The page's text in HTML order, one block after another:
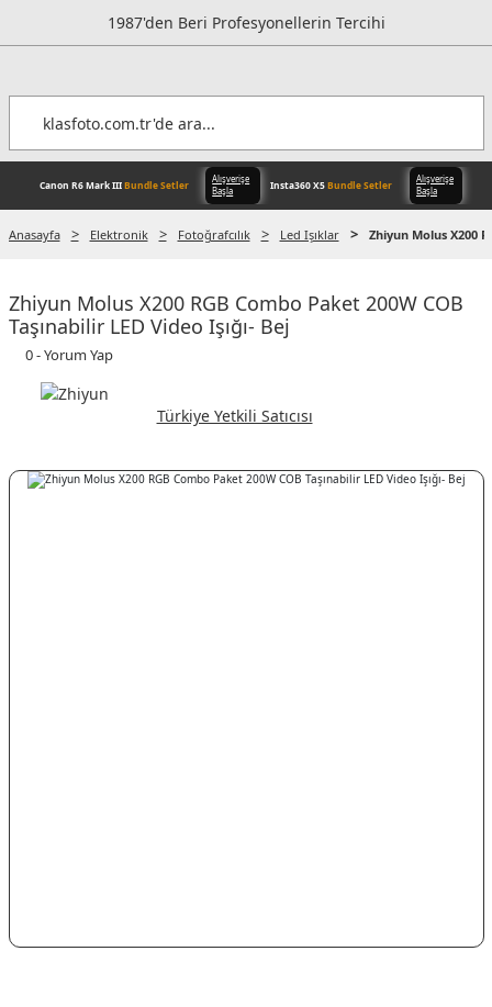
1987'den Beri Profesyonellerin Tercihi
Canon R6 Mark IIIBundle Setler Alışverişe
Anasayfa Elektronik Fotoğrafcılık Led Işıklar Zhiyun Molus X200
Zhiyun Molus X200 RGB Combo Paket 200W COB
Taşınabilir LED Video Işığı- Bej
0 - Yorum Yap
Türkiye Yetkili Satıcısı